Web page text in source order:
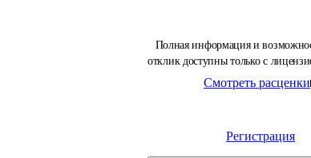
Полная информация и
отклик доступны только с
Смотреть расценки
Регистрация